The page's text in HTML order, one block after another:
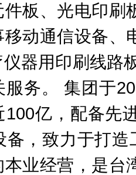
板、光电印刷
动通信设备、
器用印刷线路
服务。 集团于
亿，配备先
备，致力于打
业经营，是